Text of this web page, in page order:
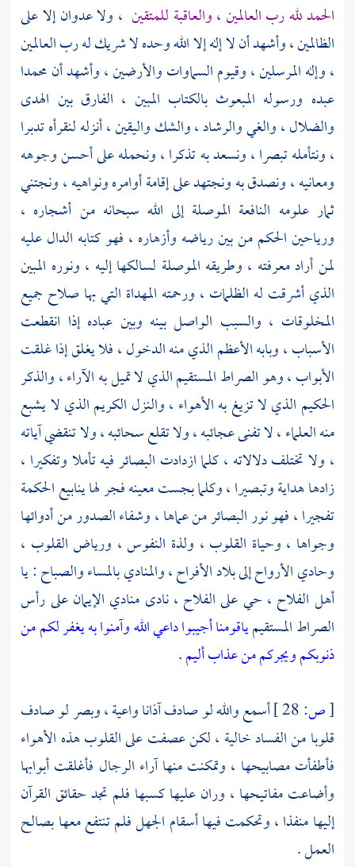
الحمد لله رب العالمين ، والعاقبة للمتقين ، ولا عدوان إلا على
الظالمين ، وأشهد أن لا إله إلا الله وحده لا شريك له رب العالمين
، وإله المرسلين ، وقيوم السماوات والأرضين ، وأشهد أنمحمدا
عبده ورسوله المبعوث بالكتاب المبين ، الفارق بين الهدى
والضلال ، والغي والرشاد ، والشك واليقين ، أنزله لنقرأه تدبرا
، ونتأمله تبصرا ، ونسعد به تذكرا ، ونحمله على أحسن وجوهه
ومعانيه ، ونصدق به ونجتهد على إقامة أوامره ونواهيه ، ونجتني
ثمار علومه النافعة الموصلة إلى الله سبحانه من أشجاره ،
ورياحين الحكم من بين رياضه وأزهاره ، فهو كتابه الدال عليه
لمن أراد معرفته ، وطريقه الموصلة لسالكها إليه ، ونوره المبين
الذي أشرقت له الظلمات ، ورحمته المهداة التي بها صلاح جميع
المخلوقات ، والسبب الواصل بينه وبين عباده إذا انقطعت
الأسباب ، وبابه الأعظم الذي منه الدخول ، فلا يغلق إذا غلقت
الأبواب ، وهو الصراط المستقيم الذي لا تميل به الآراء ، والذكر
الحكيم الذي لا تزيغ به الأهواء ، والنزل الكريم الذي لا يشبع
منه العلماء ، لا تفنى عجائبه ، ولا تقلع سحائبه ، ولا تنقضي آياته
، ولا تختلف دلالاته ، كلما ازدادت البصائر فيه تأملا وتفكيرا ،
زادها هداية وتبصيرا ، وكلما بجست معينه فجر لها ينابيع الحكمة
تفجيرا ، فهو نور البصائر من عماها ، وشفاء الصدور من أدوائها
وجواها ، وحياة القلوب ، ولذة النفوس ، ورياض القلوب ،
وحادي الأرواح إلى بلاد الأفراح ، والمنادي بالمساء والصباح : يا
أهل الفلاح ، حي على الفلاح ، نادى منادي الإيمان على رأس
الصراط المستقيمياقومنا أجيبوا داعي الله وآمنوا به يغفر لكم من
ذنوبكم ويجركم من عذاب أليم.
[ص:
أسمع والله لو صادف آذانا واعية ، وبصر لو صادف
قلوبا من الفساد خالية ، لكن عصفت على القلوب هذه الأهواء
فأطفأت مصابيحها ، وتمكنت منها آراء الرجال فأغلقت أبوابها
وأضاعت مفاتيحها ، وران عليها كسبها فلم تجد حقائق القرآن
إليها منفذا ، وتحكمت فيها أسقام الجهل فلم تنتفع معها بصالح
العمل .